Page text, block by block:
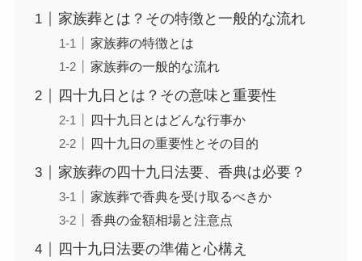
家族葬とは？その特徴と一般的な流れ
家族葬の特徴とは
家族葬の一般的な流れ
四十九日とは？その意味と重要性
四十九日とはどんな行事か
四十九日の重要性とその目的
家族葬の四十九日法要、香典は必要？
家族葬で香典を受け取るべきか
香典の金額相場と注意点
四十九日法要の準備と心構え